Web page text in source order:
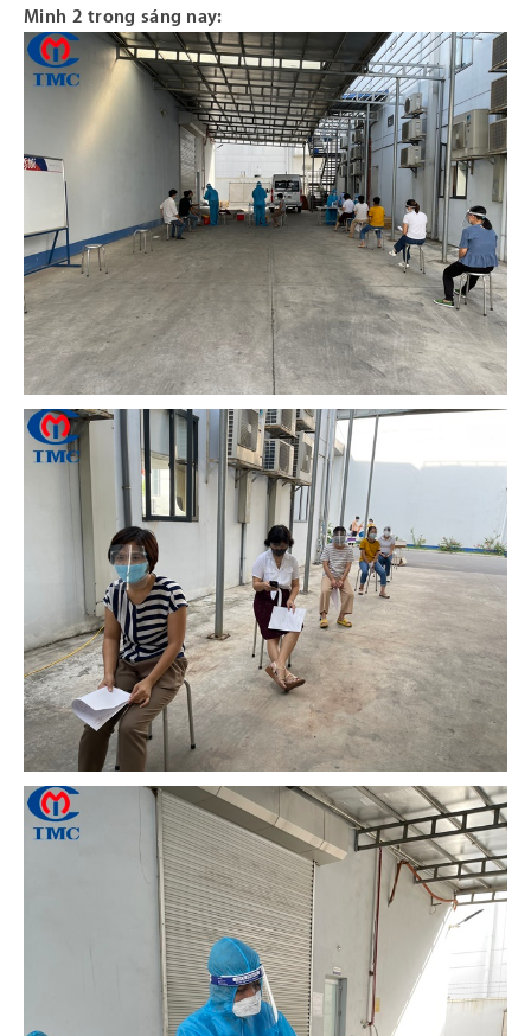
Minh 2 trong sáng nay: